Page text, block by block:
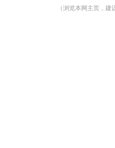
（浏览本网主页，